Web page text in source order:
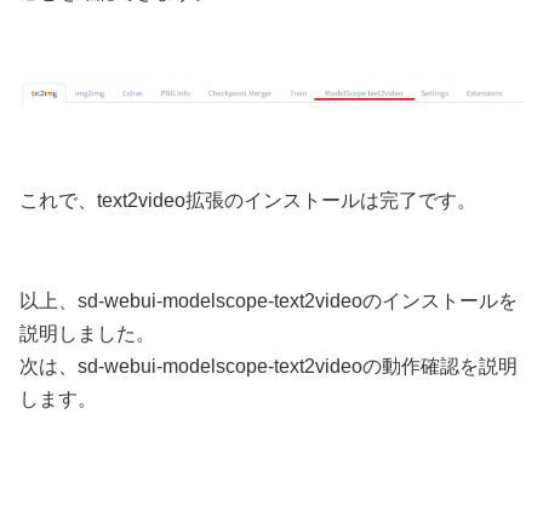
これで、text2video拡張のインストールは完了です。
以上、sd-webui-modelscope-text2videoのインストールを
説明しました。
次は、sd-webui-modelscope-text2videoの動作確認を説明
します。